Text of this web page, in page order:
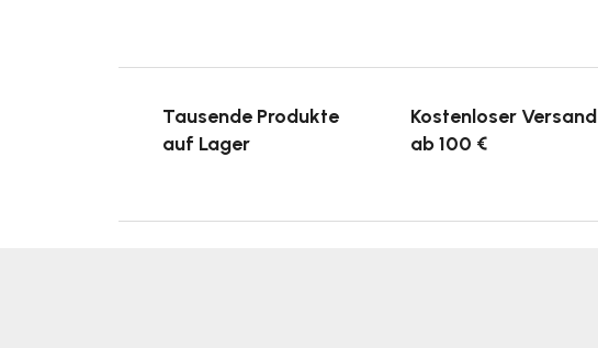
Tausende Produkte
auf Lager
Kostenloser Versand
ab 100 €